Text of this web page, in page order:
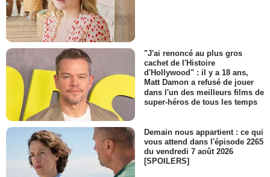
"J'ai renoncé au plus gros
cachet de l'Histoire
d'Hollywood" : il y a 18 ans,
Matt Damon a refusé de jouer
dans l'un des meilleurs films de
super-héros de tous les temps
Demain nous appartient : ce qui
vous attend dans l'épisode 2265
du vendredi 7 août 2026
[SPOILERS]